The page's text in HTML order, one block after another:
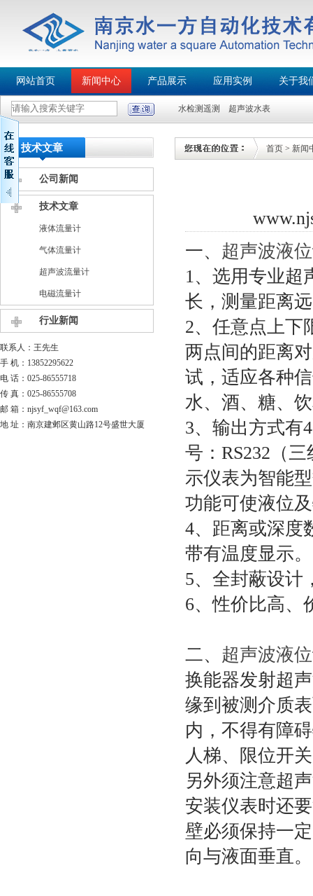
网站首页 新闻中心 产品展示 应用实例 关于我
水检测遥测 超声波水表
技术文章
公司新闻
技术文章
液体流量计
气体流量计
超声波流量计
电磁流量计
行业新闻
联系人：王先生
手 机：13852295622
电 话：025-86555718
传 真：025-86555708
邮 箱：njsyf_wqf@163.com
地 址：南京建邺区黄山路12号盛世大厦
首页 > 新闻
一、 超声波液
1、选用专业超
长，测量距离
2、任意点上下
两点间的距离
试，适应各种
水、酒、糖、
3、输出方式有
号：RS232（
示仪表为智能
功能可使液位
4、距离或深度
带有温度显示
5、全封蔽设计
6、性价比高、
二、 超声波液
换能器发射超
缘到被测介质
内，不得有障
人梯、限位开
另外须注意超
安装仪表时还
壁必须保持一
向与液面垂直。